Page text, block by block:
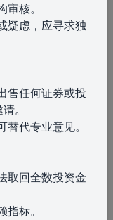
核。
疑虑，应寻求独
售任何证券或投
。
代专业意见。
取回全数投资金
标。